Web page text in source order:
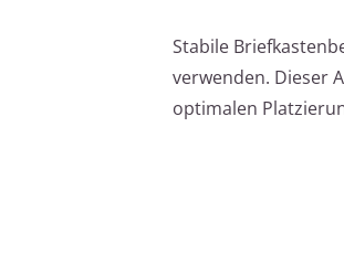
Stabile
verwenden. Dieser
optimalen